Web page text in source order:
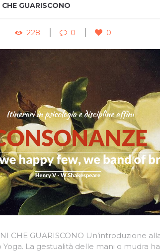
GUARISCONO
228 0 0
CHE GUARISCONO Un’introduzione
Yoga. La gestualità delle mani o mudra